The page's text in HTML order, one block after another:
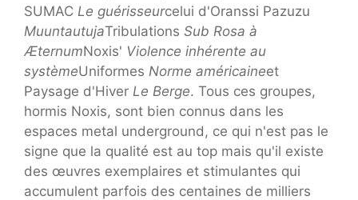
SUMAC Le guérisseurcelui d'Oranssi Pazuzu
MuuntautujaTribulations Sub Rosa à
ÆternumNoxis' Violence inhérente au
systèmeUniformes Norme américaineet
Paysage d'Hiver Le Berge. Tous ces groupes,
hormis Noxis, sont bien connus dans les
espaces metal underground, ce qui n'est pas le
signe que la qualité est au top mais qu'il existe
des œuvres exemplaires et stimulantes qui
accumulent parfois des centaines de milliers